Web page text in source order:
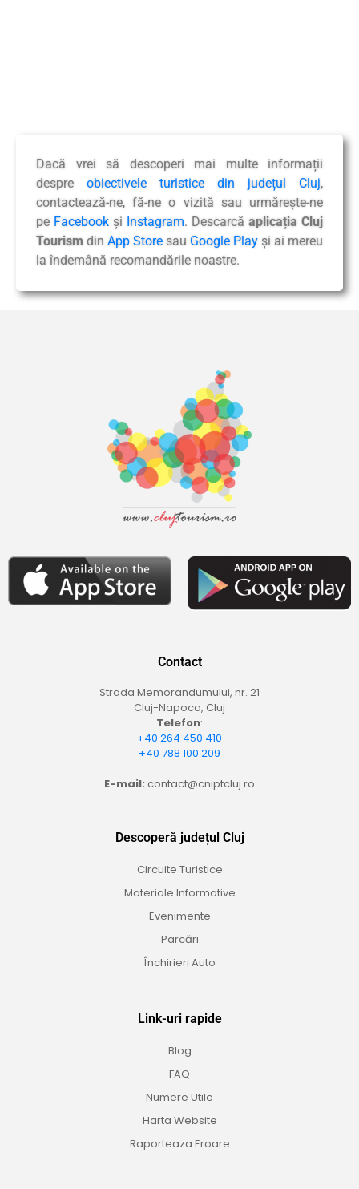
Dacă vrei să descoperi mai multe informații
despre obiectivele turistice din județul Cluj
contactează-ne, fă-ne o vizită sau urmărește-ne
pe Facebook și Instagram . Descarcă aplicația Cluj
Tourism din App Store sau Google Play și ai mereu
la îndemână recomandările noastre.
Contact
Strada Memorandumului, nr. 21
Cluj-Napoca, Cluj
Telefon:
+40 264 450 410
+40 788 100 209
E-mail: contact@cniptcluj.ro
Descoperă județul Cluj
Circuite Turistice
Materiale Informative
Evenimente
Parcări
Închirieri Auto
Link-uri rapide
Blog
FAQ
Numere Utile
Harta Website
Raporteaza Eroare